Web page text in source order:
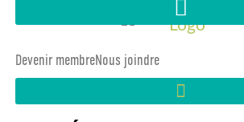
Devenir membreNous joindre